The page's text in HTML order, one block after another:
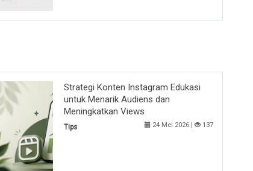
Strategi Konten Instagram Edukasi
untuk Menarik Audiens dan
Meningkatkan Views
Tips 24 Mei 2026 | 137